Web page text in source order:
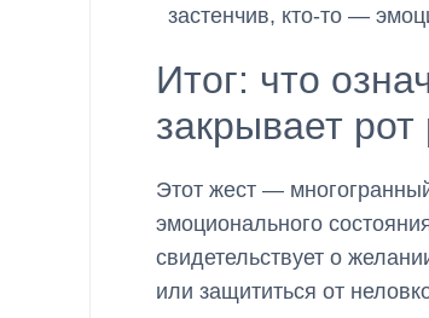
застенчив, кто-то —
Итог: что
закрывает
Этот жест —
эмоционального
свидетельствует о
или защититься от